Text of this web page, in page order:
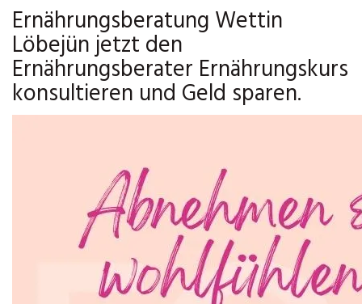
Ernährungsberatung Wettin
Löbejün jetzt den
Ernährungsberater Ernährungskurs
konsultieren und Geld sparen.